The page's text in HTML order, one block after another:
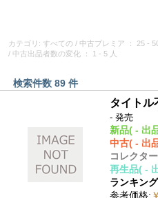
カテゴリ: すべての / 中古プレミア ： 25 -
/ 中古出品者数の変化 ： 1 - 5 人
検索件数 89 件
タイトル
- 発売
新品( - 出
中古( - 出
コレクター
再生品( -
ランキン
参考価格: